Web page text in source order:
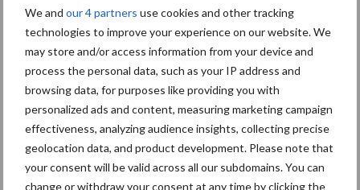
We and our 4 partners use cookies and other tracking
technologies to improve your experience on our website. We
may store and/or access information from your device and
process the personal data, such as your IP address and
browsing data, for purposes like providing you with
personalized ads and content, measuring marketing campaign
effectiveness, analyzing audience insights, collecting precise
geolocation data, and product development. Please note that
your consent will be valid across all our subdomains. You can
change or withdraw your consent at any time by clicking the
van geur-, ammoniak- en
broeikasgassen uit de
varkenshouderij te
verminderen
Toon meer